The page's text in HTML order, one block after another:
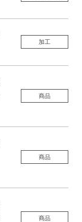
加工
商品
商品
商品